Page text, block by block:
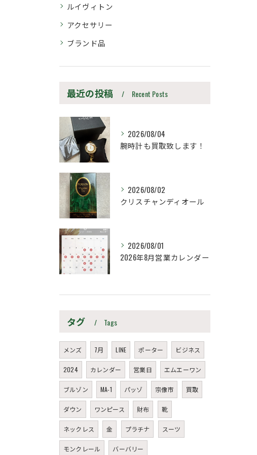
ルイヴィトン
アクセサリー
ブランド品
最近の投稿 Recent Posts
2026/08/04
腕時計も買取致します！
2026/08/02
クリスチャンディオール
2026/08/01
2026年8月営業カレンダー
タグ Tags
メンズ 7月 LINE ポーター ビジネス
2024 カレンダー 営業日 エムエーワン
ブルゾン MA-1 パッゾ 宗像市 買取
ダウン ワンピース 財布 靴
ネックレス 金 プラチナ スーツ
モンクレール バーバリー